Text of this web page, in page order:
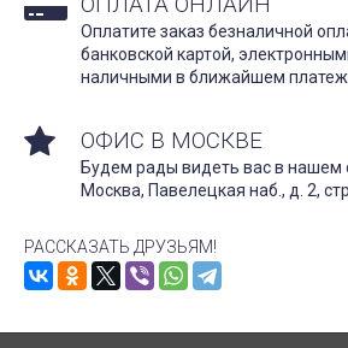
Оплатите заказ безналичной
банковской картой,
наличными в ближайшем
ОФИС В МОСКВЕ
Будем рады видеть вас в нашем
Москва, Павелецкая наб., д. 2,
РАССКАЗАТЬ ДРУЗЬЯМ!